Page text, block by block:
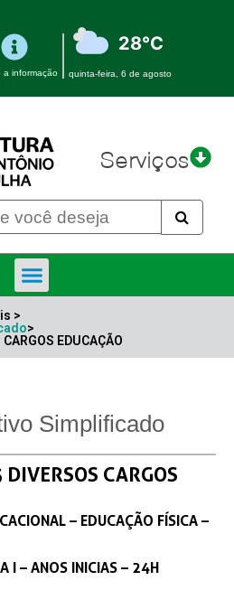
a informação
28°C
quinta-feira, 6 de agosto
Serviços
>
>
EDUCAÇÃO
Simplificado
CARGOS
– EDUCAÇÃO FÍSICA –
I – ANOS INICIAS – 24H